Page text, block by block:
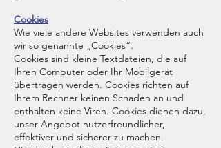
Cookies
Wie viele andere Websites verwenden auch
wir so genannte „Cookies“.
Cookies sind kleine Textdateien, die auf
Ihren Computer oder Ihr Mobilgerät
übertragen werden. Cookies richten auf
Ihrem Rechner keinen Schaden an und
enthalten keine Viren. Cookies dienen dazu,
unser Angebot nutzerfreundlicher,
effektiver und sicherer zu machen.